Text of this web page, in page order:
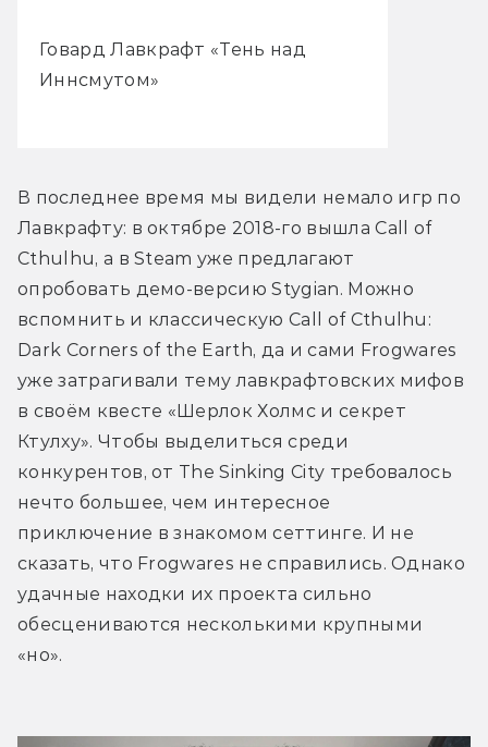
Говард Лавкрафт «Тень над
Иннсмутом»
В последнее время мы видели немало игр по
Лавкрафту: в октябре 2018-го вышла Call of
Cthulhu, а в Steam уже предлагают
опробовать демо-версию Stygian. Можно
вспомнить и классическую Call of Cthulhu:
Dark Corners of the Earth, да и сами Frogwares
уже затрагивали тему лавкрафтовских мифов
в своём квесте «Шерлок Холмс и секрет
Ктулху». Чтобы выделиться среди
конкурентов, от The Sinking City требовалось
нечто большее, чем интересное
приключение в знакомом сеттинге. И не
сказать, что Frogwares не справились. Однако
удачные находки их проекта сильно
обесцениваются несколькими крупными
«но».